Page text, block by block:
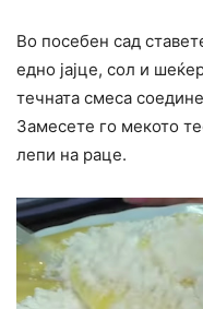
Во посебен сад
едно јајце, сол и
течната смеса
Замесете го мекото
лепи на раце.